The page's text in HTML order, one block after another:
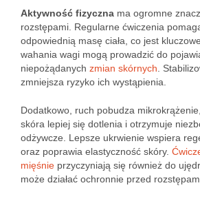
Aktywność fizyczna ma ogromne
rozstępami. Regularne ćwiczenia
odpowiednią masę ciała, co jest
wahania wagi mogą prowadzić do
niepożądanych zmian skórnych .
zmniejsza ryzyko ich wystąpienia.
Dodatkowo, ruch pobudza
skóra lepiej się dotlenia i otrzymuje
odżywcze. Lepsze ukrwienie wspiera
oraz poprawia elastyczność skóry.
mięśnie przyczyniają się również do
może działać ochronnie przed